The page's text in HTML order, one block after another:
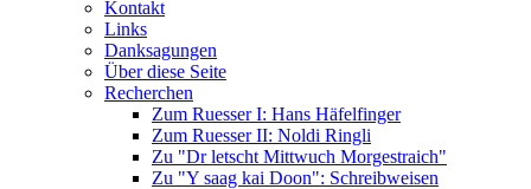
Kontakt
Links
Danksagungen
Über diese Seite
Recherchen
Zum Ruesser I: Hans Häfelfinger
Zum Ruesser II: Noldi Ringli
Zu "Dr letscht Mittwuch Morgestraich"
Zu "Y saag kai Doon": Schreibweisen